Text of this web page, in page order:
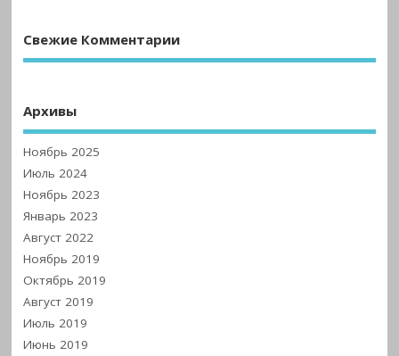
Свежие Комментарии
Архивы
Ноябрь 2025
Июль 2024
Ноябрь 2023
Январь 2023
Август 2022
Ноябрь 2019
Октябрь 2019
Август 2019
Июль 2019
Июнь 2019